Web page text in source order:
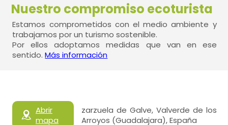
Nuestro compromiso ecoturista
Estamos comprometidos con el medio ambiente y
trabajamos por un turismo sostenible.
Por ellos adoptamos medidas que van en ese
sentido.Más información
Abrir
mapa
zarzuela de Galve, Valverde de los
Arroyos (Guadalajara), España